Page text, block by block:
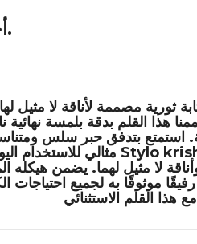
قلم جاف كريش X7 - أخضر ر 2.
هذا القلم بدقة بلمسة
استمتع بتدفق حبر سلس
Stylo
موثوقًا به لجميع احتياجات